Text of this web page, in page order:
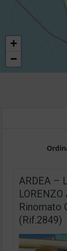
+
−
ARDEA –
Rinomato
(Rif.2849)